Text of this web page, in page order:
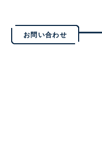
お問い合わせ